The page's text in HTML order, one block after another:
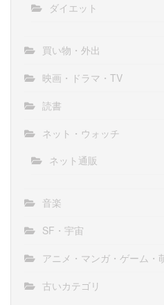
ダイエット
買い物・外出
映画・ドラマ・TV
読書
ネット・ウォッチ
ネット通販
音楽
SF・宇宙
アニメ・マンガ・ゲーム・
古いカテゴリ